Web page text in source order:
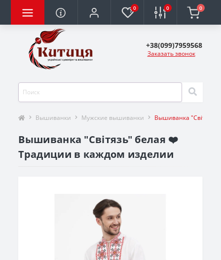
0 0 0
+38(099)7959568
Заказать звонок
Вышиванки Мужские вышиванки Вышиванка "Світязь"
Вышиванка "Світязь" белая ❤️
Традиции в каждом изделии